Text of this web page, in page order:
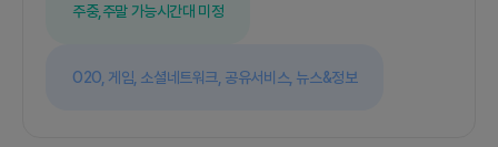
주중,주말 가능시간대 미정
O2O, 게임, 소셜네트워크, 공유서비스, 뉴스&정보